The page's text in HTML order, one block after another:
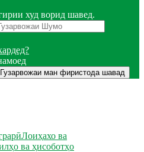
худ ворид шавед.
Лоиҳахо ва
ва ҳисоботҳо